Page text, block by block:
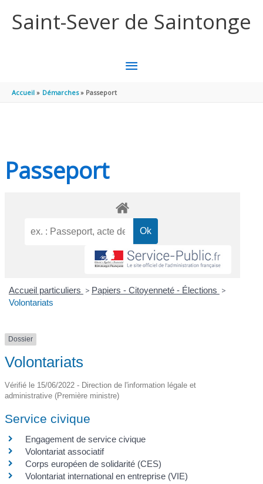
Saint-Sever de Saintonge
MENU
Accueil Démarches Passeport
Passeport
Accueil particuliers > Papiers - Citoyenneté - Élections >
Volontariats
Dossier
Volontariats
Vérifié le 15/06/2022 - Direction de l'information légale et
administrative (Première ministre)
Service civique
Engagement de service civique
Volontariat associatif
Corps européen de solidarité (CES)
Volontariat international en entreprise (VIE)